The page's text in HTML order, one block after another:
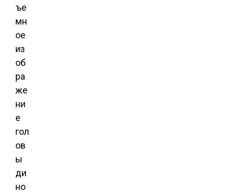
ъе
мн
ое
из
об
ра
же
ни
е
гол
ов
ы
ди
но